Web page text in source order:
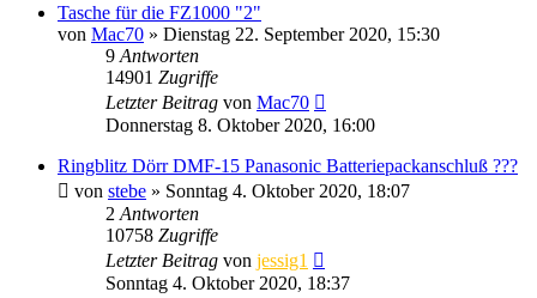
Tasche für die FZ1000 "2"
von Mac70 » Dienstag 22. September 2020, 15:30
9 Antworten
14901 Zugriffe
Letzter Beitrag von Mac70
Donnerstag 8. Oktober 2020, 16:00
Ringblitz Dörr DMF-15 Panasonic Batteriepackanschluß ???
von stebe » Sonntag 4. Oktober 2020, 18:07
2 Antworten
10758 Zugriffe
Letzter Beitrag von jessig1
Sonntag 4. Oktober 2020, 18:37